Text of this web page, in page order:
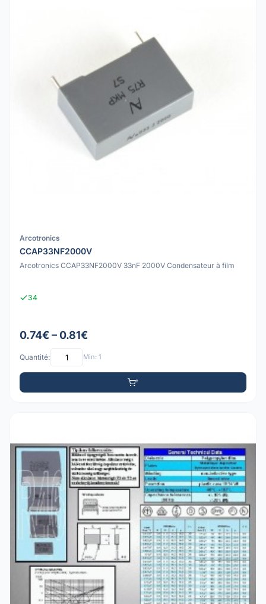
Arcotronics
CCAP33NF2000V
Arcotronics CCAP33NF2000V 33nF 2000V Condensateur à film
34
0.74€ – 0.81€
Quantité: Min: 1